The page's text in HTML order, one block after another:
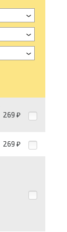
269 ₽
269 ₽